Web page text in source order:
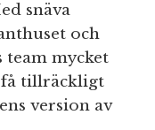
snäva
och
team mycket
tillräckligt
version av